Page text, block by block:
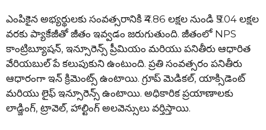
ఎంపికైన అభ్యర్థులకు సంవత్సరానికి ₹4.86 లక్షల నుండి ₹5.04 లక్షల
వరకు ప్యాకేజీతో జీతం ఇవ్వడం జరుగుతుంది. జీతంలో NPS
కాంట్రిబ్యూషన్, ఇన్సూరెన్స్ ప్రీమియం మరియు పనితీరు ఆధారిత
వేరియబుల్ పే కలుపుకుని ఉంటుంది. ప్రతి సంవత్సరం పనితీరు
ఆధారంగా ఇన్ క్రిమెంట్స్ ఉంటాయి. గ్రూప్ మెడికల్, యాక్సిడెంట్
మరియు లైఫ్ ఇన్సూరెన్స్ ఉంటాయి. అధికారిక ప్రయాణాలకు
లాడ్జింగ్, ట్రావెల్, హాల్టింగ్ అలవెన్సులు వర్తిస్తాయి.